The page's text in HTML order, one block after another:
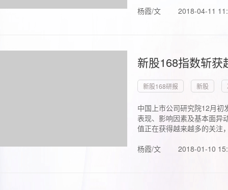
杨霞/文 2018-04-11
新股168指数斩
新股168研报 新股
中国上市公司研究院12月初
表现、影响因素及基本面异
值正在获得越来越多的关注
杨霞/文
2018-01-10